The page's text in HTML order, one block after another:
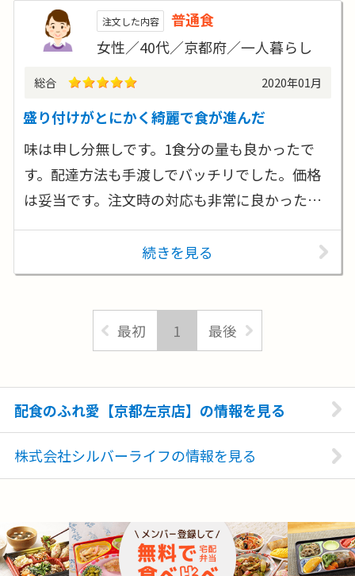
注文した内容
普通食
女性／40代／京都府／一人暮らし
総合 2020年01月
盛り付けがとにかく綺麗で食が進んだ
味は申し分無しです。1食分の量も良かったで
す。配達方法も手渡しでバッチリでした。価格
は妥当です。注文時の対応も非常に良かった…
続きを見る
最初 1 最後
配食のふれ愛【京都左京店】の情報を見る
株式会社シルバーライフの情報を見る